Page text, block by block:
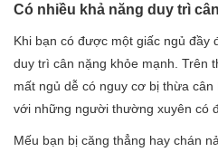
Có nhiều khả năng duy trì
Khi bạn có được một giấc ngủ đầy
duy trì cân nặng khỏe mạnh. Trên
mất ngủ dễ có nguy cơ bị thừa
với những người thường xuyên có
Mếu bạn bị căng thẳng hay chán